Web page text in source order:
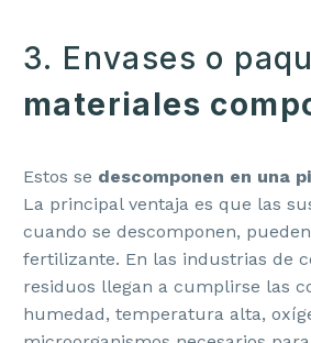
3. Envases o
materiales
Estos se descomponen en una
La principal ventaja es que las
cuando se descomponen,
fertilizante. En las industrias de
residuos llegan a cumplirse las
humedad, temperatura alta,